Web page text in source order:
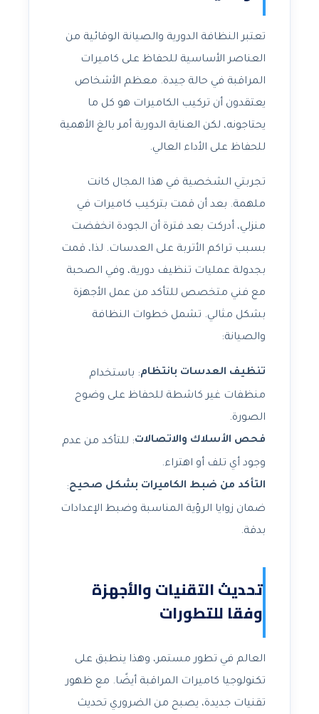
تعتبر النظافة الدورية والصيانة الوقائية من
العناصر الأساسية للحفاظ على كاميرات
المراقبة في حالة جيدة. معظم الأشخاص
يعتقدون أن تركيب الكاميرات هو كل ما
يحتاجونه، لكن العناية الدورية أمر بالغ الأهمية
للحفاظ على الأداء العالي.
تجربتي الشخصية في هذا المجال كانت
ملهمة. بعد أن قمت بتركيب كاميرات في
منزلي، أدركت بعد فترة أن الجودة انخفضت
بسبب تراكم الأتربة على العدسات. لذا، قمت
بجدولة عمليات تنظيف دورية، وفي الصحبة
مع فني متخصص للتأكد من عمل الأجهزة
بشكل مثالي. تشمل خطوات النظافة
والصيانة:
تنظيف العدسات بانتظام: باستخدام
منظفات غير كاشطة للحفاظ على وضوح
الصورة.
فحص الأسلاك والاتصالات: للتأكد من عدم
وجود أي تلف أو اهتراء.
التأكد من ضبط الكاميرات بشكل صحيح:
ضمان زوايا الرؤية المناسبة وضبط الإعدادات
بدقة.
تحديث التقنيات والأجهزة
وفقا للتطورات
العالم في تطور مستمر، وهذا ينطبق على
تكنولوجيا كاميرات المراقبة أيضًا. مع ظهور
تقنيات جديدة، يصبح من الضروري تحديث